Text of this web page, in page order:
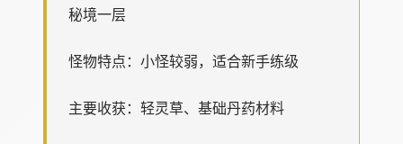
秘境一层
怪物特点：小怪较弱，适合新手练级
主要收获：轻灵草、基础丹药材料